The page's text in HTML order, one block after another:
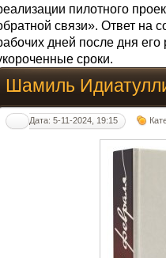
пилотного
связи». Ответ на
дней после дня
сроки.
Шамиль
Дата: 5-11-2024, 19:15